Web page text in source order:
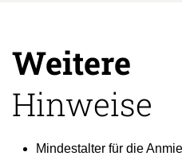
Weitere
Hinweise
Mindestalter für die